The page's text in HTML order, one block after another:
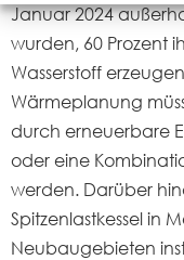
Januar 2024
wurden, 60 Prozent
Wasserstoff
Wärmeplanung
durch erneuerbare
oder eine
werden. Darüber
Spitzenlastkessel in
Neubaugebieten